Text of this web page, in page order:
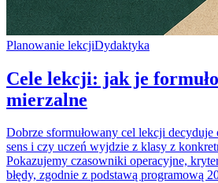
Planowanie lekcjiDydaktyka
Cele lekcji: jak je
mierzalne
Dobrze sformułowany cel lekcji decyduje
sens i czy uczeń wyjdzie z klasy z
Pokazujemy czasowniki operacyjne,
błędy, zgodnie z podstawą programową